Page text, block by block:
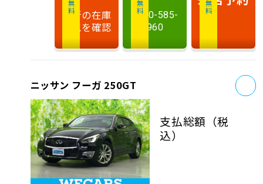
最新の在庫
状況を確認
0120-585-
960
ニッサン フーガ 250GT
支払総額 （税
込）